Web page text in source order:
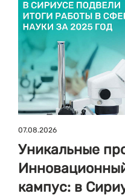
07.08.2026
Уникальные
кампус: в